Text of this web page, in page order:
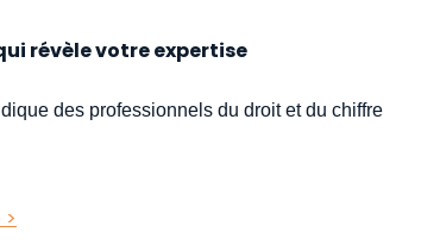
révèle votre expertise
des professionnels du droit et du chiffre